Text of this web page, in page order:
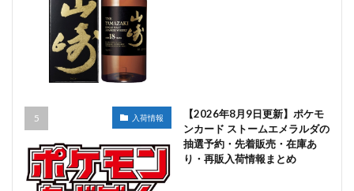
入荷情報
【2026年8月9日更新】ポケモ
ンカード ストームエメラルダの
抽選予約・先着販売・在庫あ
り・再販入荷情報まとめ